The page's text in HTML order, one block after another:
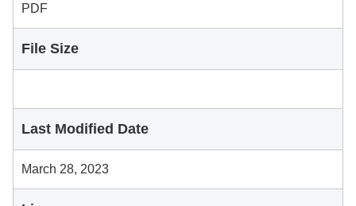
PDF
File Size
Last Modified Date
March 28, 2023